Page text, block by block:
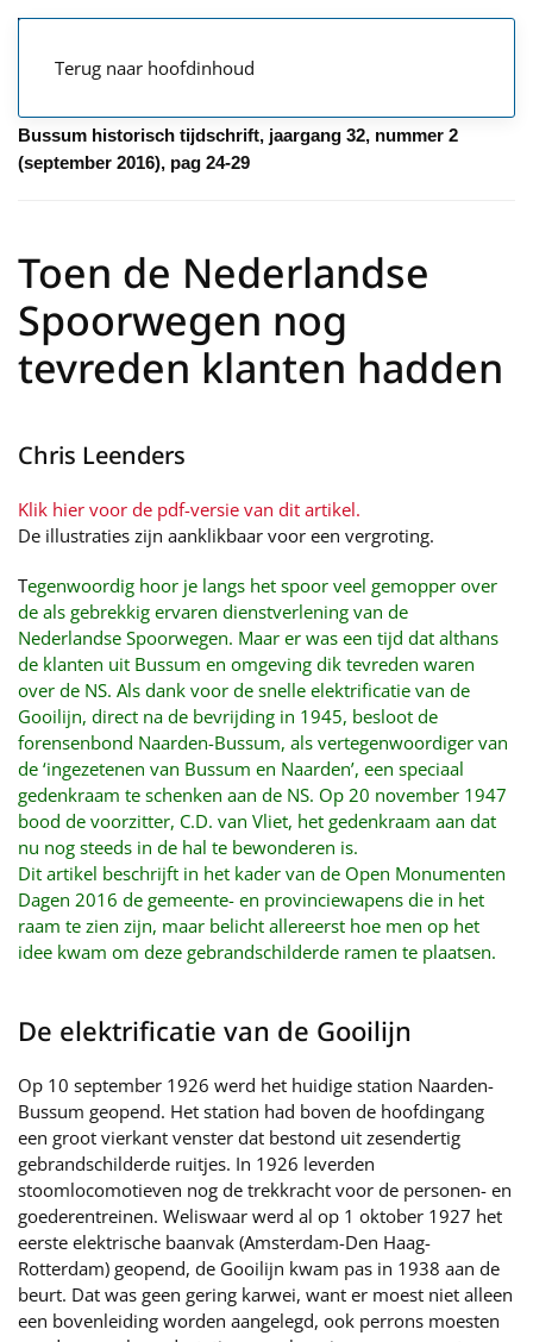
Terug naar hoofdinhoud
Bussum historisch tijdschrift, jaargang 32, nummer 2
(september 2016), pag 24-29
Toen de Nederlandse
Spoorwegen nog
tevreden klanten hadden
Chris Leenders
Klik hier voor de pdf-versie van dit artikel.
De illustraties zijn aanklikbaar voor een vergroting.
Tegenwoordig hoor je langs het spoor veel gemopper over
de als gebrekkig ervaren dienstverlening van de
Nederlandse Spoorwegen. Maar er was een tijd dat althans
de klanten uit Bussum en omgeving dik tevreden waren
over de NS. Als dank voor de snelle elektrificatie van de
Gooilijn, direct na de bevrijding in 1945, besloot de
forensenbond Naarden-Bussum, als vertegenwoordiger van
de ‘ingezetenen van Bussum en Naarden’, een speciaal
gedenkraam te schenken aan de NS. Op 20 november 1947
bood de voorzitter, C.D. van Vliet, het gedenkraam aan dat
nu nog steeds in de hal te bewonderen is.
Dit artikel beschrijft in het kader van de Open Monumenten
Dagen 2016 de gemeente- en provinciewapens die in het
raam te zien zijn, maar belicht allereerst hoe men op het
idee kwam om deze gebrandschilderde ramen te plaatsen.
De elektrificatie van de Gooilijn
Op 10 september 1926 werd het huidige station Naarden-
Bussum geopend. Het station had boven de hoofdingang
een groot vierkant venster dat bestond uit zesendertig
gebrandschilderde ruitjes. In 1926 leverden
stoomlocomotieven nog de trekkracht voor de personen- en
goederentreinen. Weliswaar werd al op 1 oktober 1927 het
eerste elektrische baanvak (Amsterdam-Den Haag-
Rotterdam) geopend, de Gooilijn kwam pas in 1938 aan de
beurt. Dat was geen gering karwei, want er moest niet alleen
een bovenleiding worden aangelegd, ook perrons moesten